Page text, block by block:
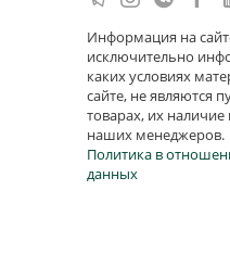
Информация на
исключительно
каких условиях
сайте, не являются
товарах, их
наших менеджеров.
Политика в
данных